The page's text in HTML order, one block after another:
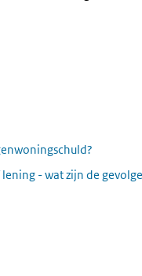
- wat zijn de